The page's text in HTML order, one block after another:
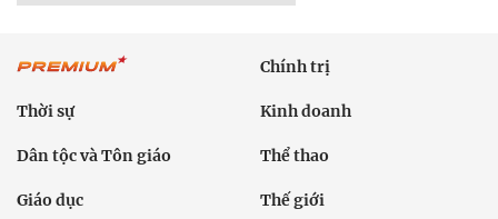
Chính trị
Thời sự Kinh doanh
Dân tộc và Tôn giáo Thể thao
Giáo dục Thế giới